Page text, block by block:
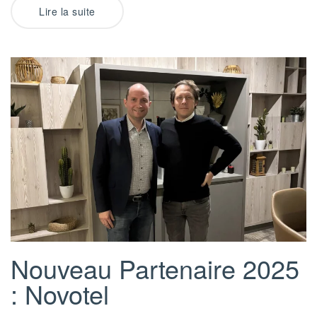
Lire la suite
Nouveau Partenaire 2025
: Novotel